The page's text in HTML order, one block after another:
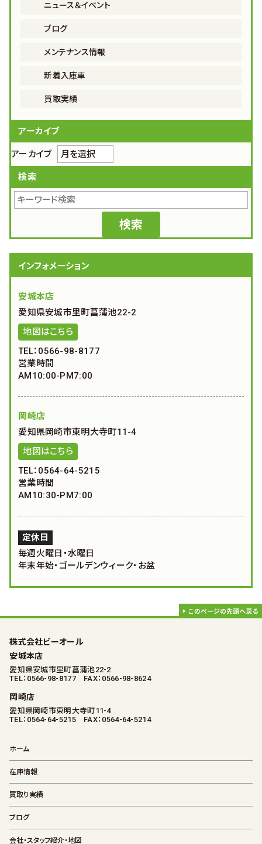
ニュース＆イベント
ブログ
メンテナンス情報
新着入庫車
買取実績
アーカイブ
アーカイブ
検索
インフォメーション
安城本店
愛知県安城市里町菖蒲池22-2
地図はこちら
TEL：0566-98-8177
営業時間
AM10:00-PM7:00
岡崎店
愛知県岡崎市東明大寺町11-4
地図はこちら
TEL：0564-64-5215
営業時間
AM10:30-PM7:00
定休日
毎週火曜日・水曜日
年末年始・ゴールデンウィーク・お盆
株式会社ビーオール
安城本店
愛知県安城市里町菖蒲池22-2
TEL：0566-98-8177 FAX：0566-98-8624
岡崎店
愛知県岡崎市東明大寺町11-4
TEL：0564-64-5215 FAX：0564-64-5214
ホーム
在庫情報
買取り実績
ブログ
会社・スタッフ紹介・地図